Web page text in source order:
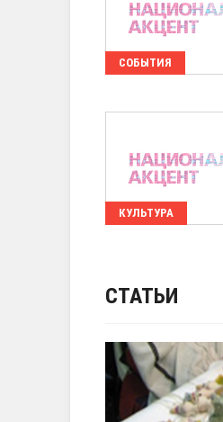
СОБЫТИЯ
КУЛЬТУРА
СТАТЬИ